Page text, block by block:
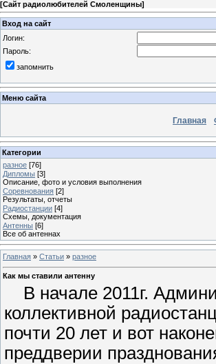
[Сайт радиолюбителей Смоленщины]
Вход на сайт
Логин:
Пароль:
запомнить
Меню сайта
Главная
Категории
разное [76]
Дипломы [3]
Описание, фото и условия выполнения
Соревнования [2]
Результаты, отчеты
Радиостанции [4]
Схемы, документация
Антенны [6]
Все об антеннах
Главная » Статьи » разное
Как мы ставили антенну
В начале 2011г.
коллективной
почти 20 лет и вот
преддверии